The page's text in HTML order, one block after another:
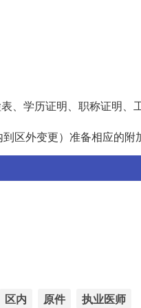
、学历证明、职称证明、
区外变更）准备相应的附
区内 原件 执业医师